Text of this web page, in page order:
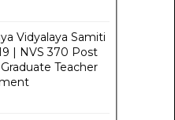
Vidyalaya Samiti
| NVS 370 Post
Teacher